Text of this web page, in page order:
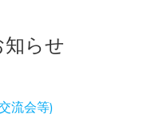
らせ
流会等)